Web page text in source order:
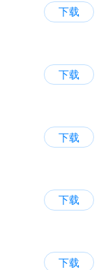
下载
下载
下载
下载
下载